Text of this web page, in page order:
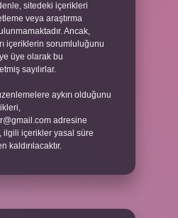
sitedeki içerikleri
veya araştırma
Ancak,
içeriklerin sorumluluğunu
üye olarak bu
sayılırlar.
aykırı olduğunu
adresine
ilgili içerikler yasal süre
kaldırılacaktır.